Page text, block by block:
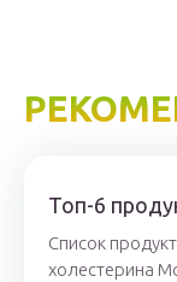
Топ-6
Список
холестерина